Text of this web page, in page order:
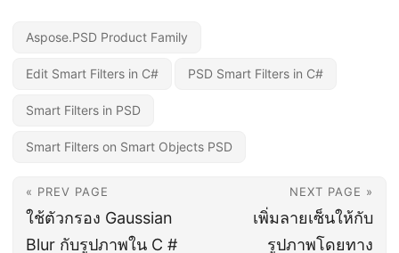
Aspose.PSD Product Family
Edit Smart Filters in C# PSD Smart Filters in C#
Smart Filters in PSD
Smart Filters on Smart Objects PSD
« PREV PAGE
ใช้ตัวกรอง Gaussian
Blur กับรูปภาพใน C #
NEXT PAGE »
เพิ่มลายเซ็นให้กับ
รูปภาพโดยทาง